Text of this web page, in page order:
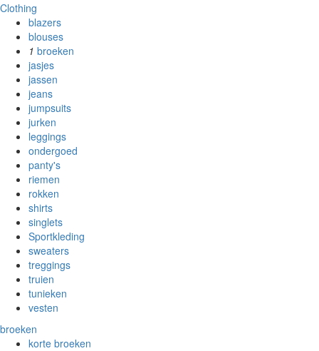
Clothing
blazers
blouses
1 broeken
jasjes
jassen
jeans
jumpsuits
jurken
leggings
ondergoed
panty's
riemen
rokken
shirts
singlets
Sportkleding
sweaters
treggings
truien
tunieken
vesten
broeken
korte broeken